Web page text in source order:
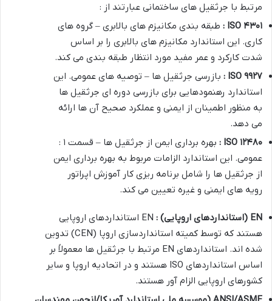
مرتبط با جرثقیل های ساختمانی عبارتند از :
ISO ۴۳۰۱ : طبقه بندی مکانیزم های بالابری – گروه های
کاری. این استاندارد مکانیزم های بالابری را بر اساس
شدت کارکرد و عمر مفید مورد انتظار طبقه بندی می کند.
ISO ۹۹۲۷ : بازرسی جرثقیل ها – توصیه های عمومی. این
استاندارد رهنمودهایی برای بازرسی دوره ای جرثقیل ها
به منظور اطمینان از ایمنی و عملکرد صحیح آن ها ارائه
می دهد.
ISO ۱۲۴۸۰ :
بهره برداری ایمن از جرثقیل ها – قسمت ۱ :
عمومی. این استاندارد الزامات مربوط به بهره برداری ایمن
از جرثقیل ها را شامل برنامه ریزی کار آموزش اپراتور
رویه های ایمنی و غیره تعیین می کند.
EN ( استانداردهای اروپایی) :
EN استانداردهای اروپایی
هستند که توسط کمیته استانداردسازی اروپا (CEN) تدوین
شده اند. استانداردهای EN مرتبط با جرثقیل ها معمولاً بر
اساس استانداردهای ISO هستند و در اتحادیه اروپا و سایر
کشورهای اروپایی الزام آور هستند.